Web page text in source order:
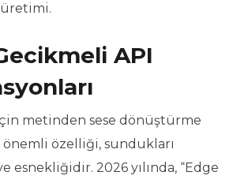
API
metinden sese dönüştürme
önemli özelliği, sundukları
esnekliğidir. 2026 yılında, “Edge